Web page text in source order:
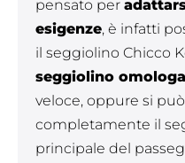
pensato per
esigenze, è infatti
il seggiolino Chicco
seggiolino
veloce, oppure si
completamente il
principale del